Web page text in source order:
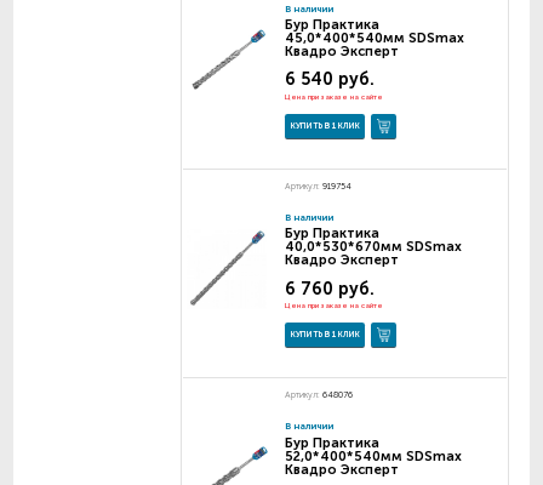
В наличии
Бур Практика
45,0*400*540мм SDSmax
Квадро Эксперт
6 540 руб.
Цена при заказе на сайте
КУПИТЬ В 1 КЛИК
Артикул: 919754
В наличии
Бур Практика
40,0*530*670мм SDSmax
Квадро Эксперт
6 760 руб.
Цена при заказе на сайте
КУПИТЬ В 1 КЛИК
Артикул: 648076
В наличии
Бур Практика
52,0*400*540мм SDSmax
Квадро Эксперт